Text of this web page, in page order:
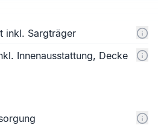
inkl. Sargträger
Innenausstattung, Decke